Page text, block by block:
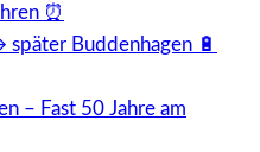
⏰
Buddenhagen 🔋
– Fast 50 Jahre am